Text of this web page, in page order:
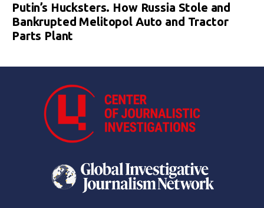
Putin’s Hucksters. How Russia Stole and
Bankrupted Melitopol Auto and Tractor
Parts Plant